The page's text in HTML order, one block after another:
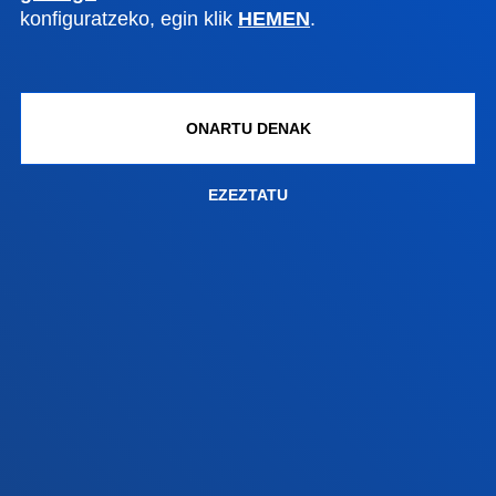
konfiguratzeko, egin klik HEMEN.
ONARTU DENAK
EZEZTATU
Jarri gurekin harremanetan
Ezagutu egoitza
Jarri gurekin harremanetan